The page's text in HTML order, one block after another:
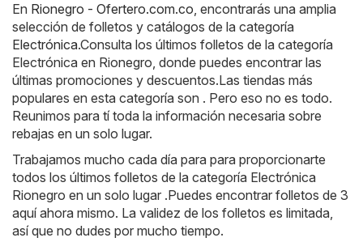
En Rionegro - Ofertero.com.co, encontrarás una amplia
selección de folletos y catálogos de la categoría
Electrónica.Consulta los últimos folletos de la categoría
Electrónica en Rionegro, donde puedes encontrar las
últimas promociones y descuentos.Las tiendas más
populares en esta categoría son . Pero eso no es todo.
Reunimos para tí toda la información necesaria sobre
rebajas en un solo lugar.
Trabajamos mucho cada día para para proporcionarte
todos los últimos folletos de la categoría Electrónica
Rionegro en un solo lugar .Puedes encontrar folletos de 3
aquí ahora mismo. La validez de los folletos es limitada,
así que no dudes por mucho tiempo.